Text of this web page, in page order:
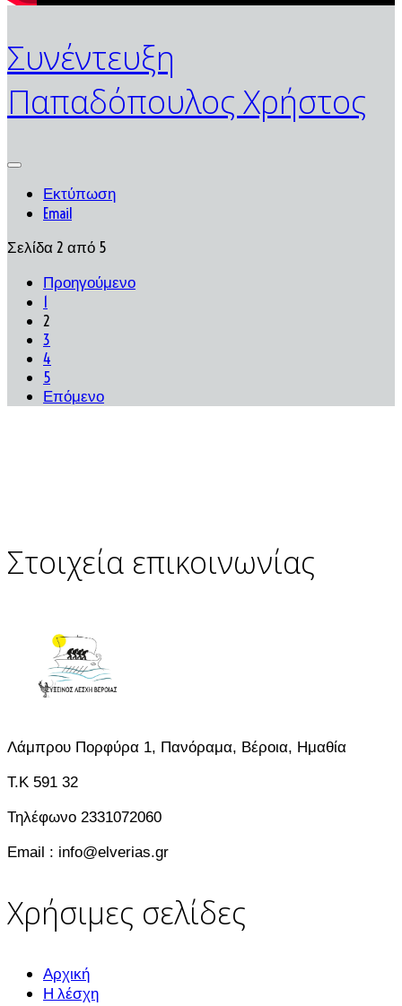
Συνέντευξη
Παπαδόπουλος Χρήστος
Εκτύπωση
Email
Σελίδα 2 από 5
Προηγούμενο
1
2
3
4
5
Επόμενο
Στοιχεία επικοινωνίας
Λάμπρου Πορφύρα 1, Πανόραμα, Βέροια, Ημαθία
T.K 591 32
Τηλέφωνο 2331072060
Email : info@elverias.gr
Χρήσιμες σελίδες
Αρχική
Η λέσχη